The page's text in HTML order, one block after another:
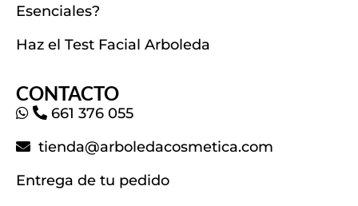
Esenciales?
Haz el Test Facial Arboleda
CONTACTO
661 376 055
tienda@arboledacosmetica.com
Entrega de tu pedido